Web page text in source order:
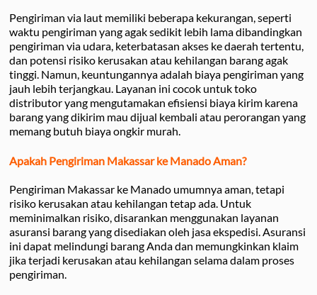
Pengiriman via laut memiliki beberapa kekurangan, seperti
waktu pengiriman yang agak sedikit lebih lama dibandingkan
pengiriman via udara, keterbatasan akses ke daerah tertentu,
dan potensi risiko kerusakan atau kehilangan barang agak
tinggi. Namun, keuntungannya adalah biaya pengiriman yang
jauh lebih terjangkau. Layanan ini cocok untuk toko
distributor yang mengutamakan efisiensi biaya kirim karena
barang yang dikirim mau dijual kembali atau perorangan yang
memang butuh biaya ongkir murah.
Apakah Pengiriman Makassar ke Manado Aman?
Pengiriman Makassar ke Manado umumnya aman, tetapi
risiko kerusakan atau kehilangan tetap ada. Untuk
meminimalkan risiko, disarankan menggunakan layanan
asuransi barang yang disediakan oleh jasa ekspedisi. Asuransi
ini dapat melindungi barang Anda dan memungkinkan klaim
jika terjadi kerusakan atau kehilangan selama dalam proses
pengiriman.